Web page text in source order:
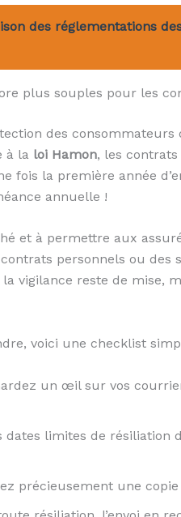
des réglementations
plus souples pour les
des consommateurs
à la loi Hamon, les contrats
fois la première année
annuelle !
et à permettre aux
personnels ou
la vigilance reste de mise,
voici une checklist
un œil sur vos
limites de résiliation
précieusement une